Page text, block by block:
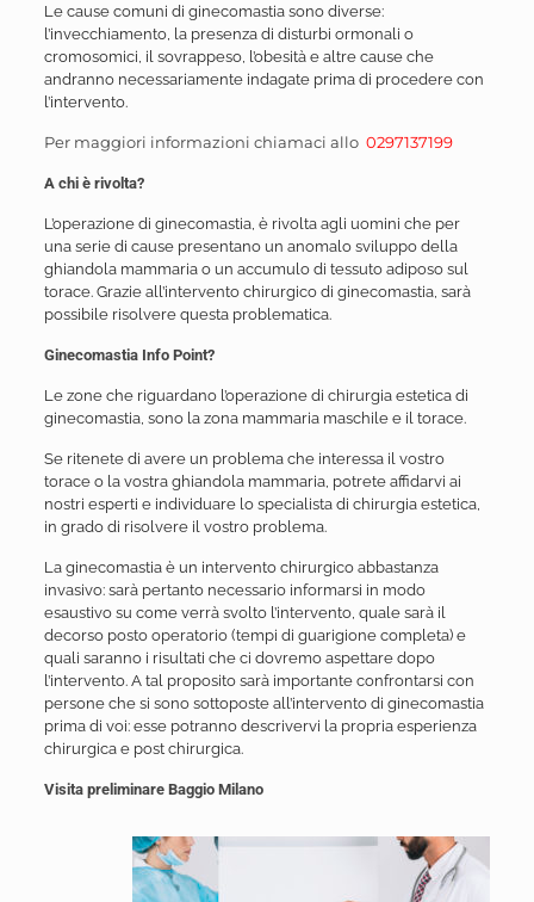
Le cause comuni di ginecomastia sono diverse:
l’invecchiamento, la presenza di disturbi ormonali o
cromosomici, il sovrappeso, l’obesità e altre cause che
andranno necessariamente indagate prima di procedere con
l’intervento.
Per maggiori informazioni chiamaci allo 0297137199
A chi è rivolta?
L’operazione di ginecomastia, è rivolta agli uomini che per
una serie di cause presentano un anomalo sviluppo della
ghiandola mammaria o un accumulo di tessuto adiposo sul
torace. Grazie all’intervento chirurgico di ginecomastia, sarà
possibile risolvere questa problematica.
Ginecomastia Info Point?
Le zone che riguardano l’operazione di chirurgia estetica di
ginecomastia, sono la zona mammaria maschile e il torace.
Se ritenete di avere un problema che interessa il vostro
torace o la vostra ghiandola mammaria, potrete affidarvi ai
nostri esperti e individuare lo specialista di chirurgia estetica,
in grado di risolvere il vostro problema.
La ginecomastia è un intervento chirurgico abbastanza
invasivo: sarà pertanto necessario informarsi in modo
esaustivo su come verrà svolto l’intervento, quale sarà il
decorso posto operatorio (tempi di guarigione completa) e
quali saranno i risultati che ci dovremo aspettare dopo
l’intervento. A tal proposito sarà importante confrontarsi con
persone che si sono sottoposte all’intervento di ginecomastia
prima di voi: esse potranno descrivervi la propria esperienza
chirurgica e post chirurgica.
Visita preliminare Baggio Milano